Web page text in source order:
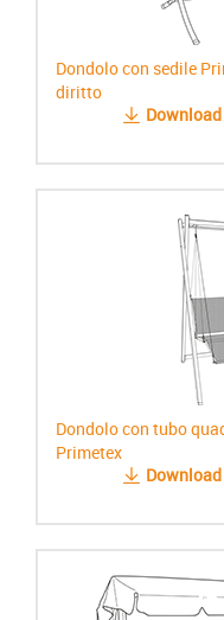
Dondolo con sedile
diritto
Dondolo con tubo
Primetex